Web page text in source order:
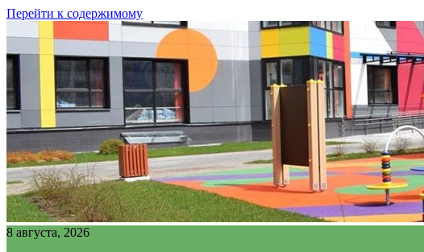
Перейти к содержимому
8 августа, 2026